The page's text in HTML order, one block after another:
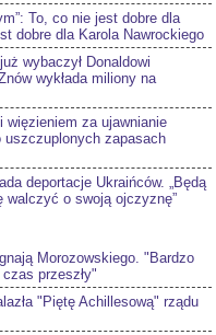
To, co nie jest dobre dla
dobre dla Karola Nawrockiego
wybaczył Donaldowi
wykłada miliony na
więzieniem za ujawnianie
uszczuplonych zapasach
deportacje Ukraińców. „Będą
walczyć o swoją ojczyznę”
Morozowskiego. "Bardzo
przeszły"
"Piętę Achillesową" rządu